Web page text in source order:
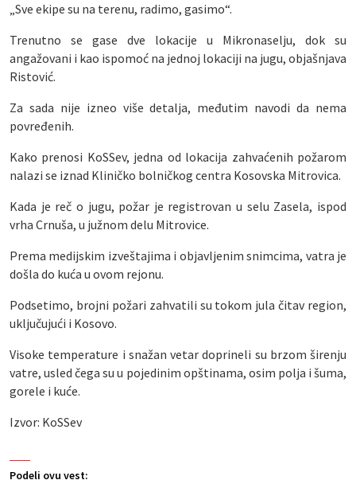
Podeli ovu vest:
„Sve ekipe su na terenu, radimo, gasimo“.
Trenutno se gase dve lokacije u Mikronaselju, dok su
angažovani i kao ispomoć na jednoj lokaciji na jugu, objašnjava
Ristović.
Za sada nije izneo više detalja, međutim navodi da nema
povređenih.
Kako prenosi KoSSev, jedna od lokacija zahvaćenih požarom
nalazi se iznad Kliničko bolničkog centra Kosovska Mitrovica.
Kada je reč o jugu, požar je registrovan u selu Zasela, ispod
vrha Crnuša, u južnom delu Mitrovice.
Prema medijskim izveštajima i objavljenim snimcima, vatra je
došla do kuća u ovom rejonu.
Podsetimo, brojni požari zahvatili su tokom jula čitav region,
uključujući i Kosovo.
Visoke temperature i snažan vetar doprineli su brzom širenju
vatre, usled čega su u pojedinim opštinama, osim polja i šuma,
gorele i kuće.
Izvor: KoSSev